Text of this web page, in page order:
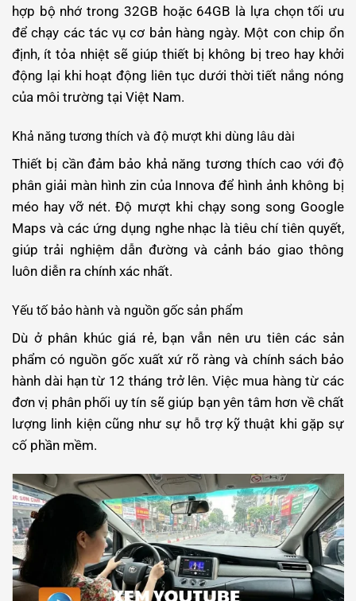
hợp bộ nhớ trong 32GB hoặc 64GB là lựa chọn tối ưu
để chạy các tác vụ cơ bản hàng ngày. Một con chip ổn
định, ít tỏa nhiệt sẽ giúp thiết bị không bị treo hay khởi
động lại khi hoạt động liên tục dưới thời tiết nắng nóng
của môi trường tại Việt Nam.
Khả năng tương thích và độ mượt khi dùng lâu dài
Thiết bị cần đảm bảo khả năng tương thích cao với độ
phân giải màn hình zin của Innova để hình ảnh không bị
méo hay vỡ nét. Độ mượt khi chạy song song Google
Maps và các ứng dụng nghe nhạc là tiêu chí tiên quyết,
giúp trải nghiệm dẫn đường và cảnh báo giao thông
luôn diễn ra chính xác nhất.
Yếu tố bảo hành và nguồn gốc sản phẩm
Dù ở phân khúc giá rẻ, bạn vẫn nên ưu tiên các sản
phẩm có nguồn gốc xuất xứ rõ ràng và chính sách bảo
hành dài hạn từ 12 tháng trở lên. Việc mua hàng từ các
đơn vị phân phối uy tín sẽ giúp bạn yên tâm hơn về chất
lượng linh kiện cũng như sự hỗ trợ kỹ thuật khi gặp sự
cố phần mềm.